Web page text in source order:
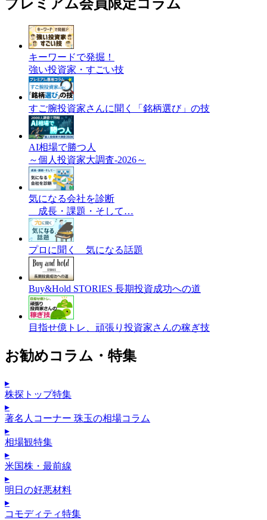
プレミアム会員限定コラム
キーワードで発掘！
強い投資家・すごい技
すご腕投資家さんに聞く「銘柄選び」の技
AI相場で勝つ人
～個人投資家大調査-2026～
気になる会社を診断
成長・課題・そして…
プロに聞く 気になる話題
Buy&Hold STORIES 長期投資成功への道
目指せ億トレ、頑張り投資家さんの稼ぎ技
お勧めコラム・特集
▸
株探トップ特集
▸
著名人コーナー 珠玉の相場コラム
▸
相場観特集
▸
米国株・最前線
▸
明日の好悪材料
▸
コモディティ特集